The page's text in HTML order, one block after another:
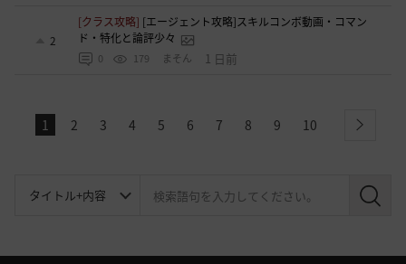
2
[クラス攻略] [エージェント攻略]スキルコンボ動画・コマン
ド・特化と論評少々
0 179 まそん 1 日前
1 2 3 4 5 6 7 8 9 10 next
検